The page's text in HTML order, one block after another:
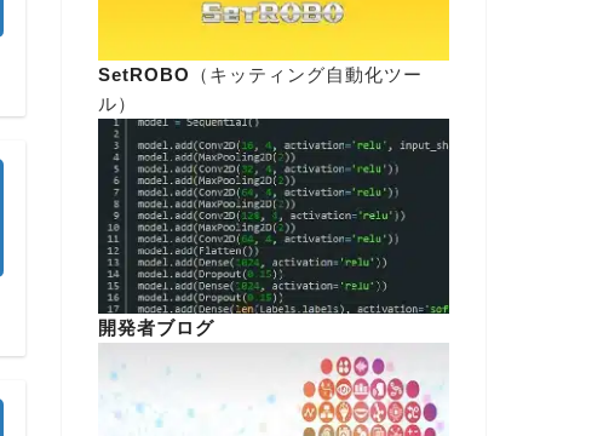
SetROBO
（キッティング自動化ツー
ル）
開発者ブログ